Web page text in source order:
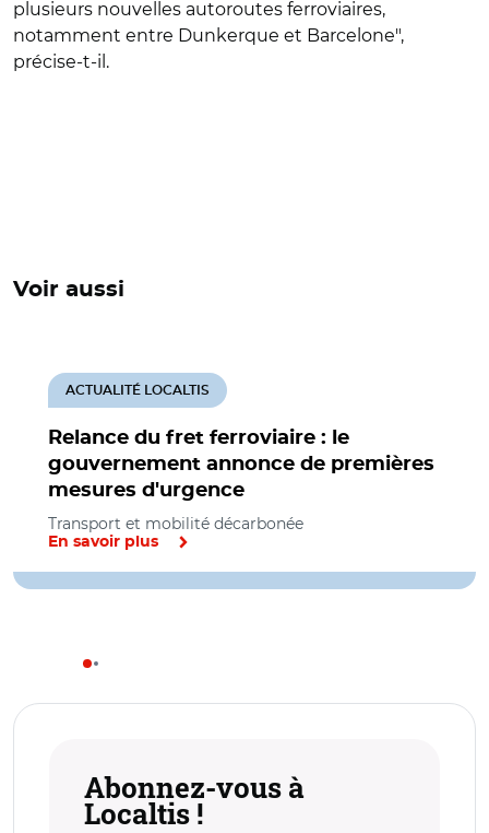
plusieurs nouvelles autoroutes ferroviaires,
notamment entre Dunkerque et Barcelone",
précise-t-il.
Voir aussi
Relance du fret ferroviaire : le
gouvernement annonce de premières
mesures d'urgence
ACTUALITÉ LOCALTIS
Transport et mobilité décarbonée
En savoir plus
Abonnez-vous à
Localtis !